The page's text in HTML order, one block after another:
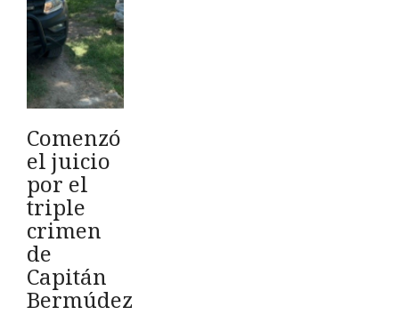
Comenzó
el juicio
por el
triple
crimen
de
Capitán
Bermúdez